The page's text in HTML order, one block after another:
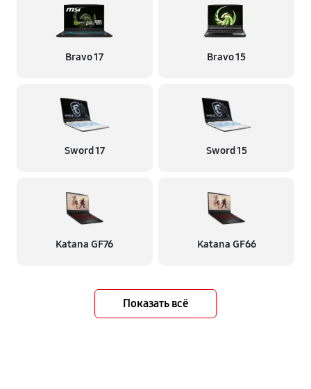
Bravo 17 Bravo 15
Sword 17 Sword 15
Katana GF76 Katana GF66
Показать всё